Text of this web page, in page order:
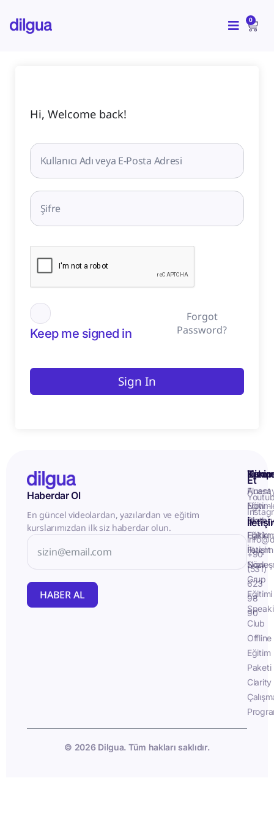
atla
0
Hi, Welcome back!
Keep me signed in
Forgot
Password?
Sign In
Haberdar Ol
En güncel videolardan, yazılardan ve eğitim
kurslarımızdan ilk siz haberdar olun.
HABER AL
İletişim
Fluent
Now -
Birebir
Eğitim
Fluent
Now -
Grup
Eğitimi
Club
Offline
Eğitim
Paketi
Clarity
Takip
Et
+90
(531)
623
98
90
© 2026 Dilgua. Tüm hakları saklıdır.